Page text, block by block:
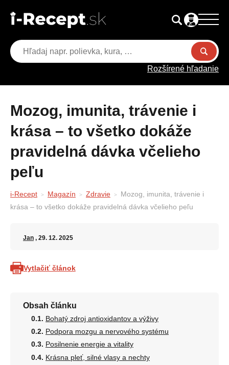
Rozšírené hľadanie
Mozog, imunita, trávenie i
krása – to všetko dokáže
pravidelná dávka včelieho
peľu
i-Recept Magazín Zdravie
Mozog, imunita, trávenie i
krása – to všetko dokáže pravidelná dávka včelieho peľu
Jan , 29. 12. 2025
Vytlačiť článok
Obsah článku
Bohatý zdroj antioxidantov a výživy
Podpora mozgu a nervového systému
Posilnenie energie a vitality
Krásna pleť, silné vlasy a nechty